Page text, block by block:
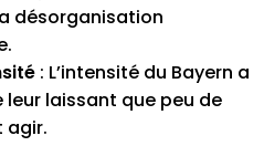
désorganisation
: L’intensité du Bayern a
leur laissant que peu de
agir.